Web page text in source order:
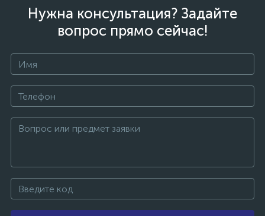
Нужна консультация? Задайте
вопрос прямо сейчас!